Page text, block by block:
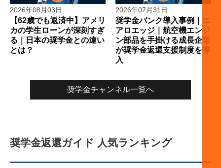
2026年08月03日
【62歳でも返済中】アメリ
カの学生ローンが深刻すぎ
る｜日本の奨学金との違い
とは？
2026年07月31日
奨学金バンク導入事例｜エ
アロエッジ｜航空機エンジ
ン部品を手掛ける成長企業
が奨学金返還支援制度を導
入
奨学金チャンネル一覧へ
奨学金返還ガイド 人気ランキング